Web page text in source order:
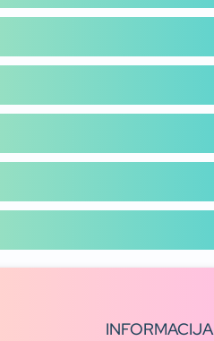
INFORMACIJA